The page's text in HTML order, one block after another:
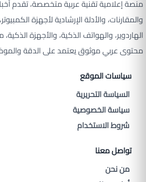
منصة إعلامية تقنية عربية متخصصة، تقدم
والمقارنات، والأدلة الإرشادية لأجهزة
الهاردوير، والهواتف الذكية، والأجهزة الذكية،
محتوى عربي موثوق يعتمد على الدقة
سياسات الموقع
السياسة التحريرية
سياسة الخصوصية
شروط الاستخدام
تواصل معنا
من نحن